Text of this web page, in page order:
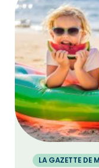
LA GAZETTE DE